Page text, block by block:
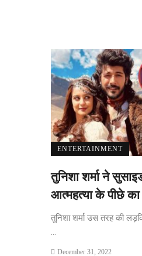
ENTERTAINMENT
तुनिशा शर्मा ने
आत्महत्या के पीछे
तुनिशा शर्मा उस तरह की
...
December 31, 2022